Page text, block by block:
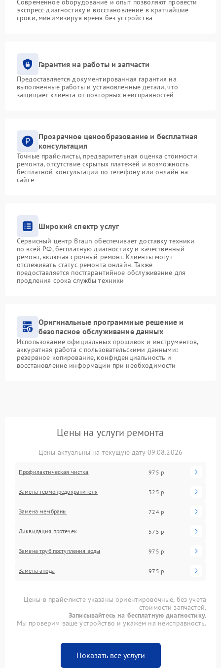
Современное оборудование и опыт позволяют провести
экспресс-диагностику и восстановление в кратчайшие
сроки, минимизируя время без устройства
Гарантия на работы и запчасти
Предоставляется документированная гарантия на
выполненные работы и установленные детали, что
защищает клиента от повторных неисправностей
Прозрачное ценообразование и бесплатная
консультация
Точные прайс-листы, предварительная оценка стоимости
ремонта, отсутствие скрытых платежей и возможность
бесплатной консультации по телефону или онлайн на
сайте
Широкий спектр услуг
Сервисный центр Braun обеспечивает доставку техники
по всей РФ, бесплатную диагностику и качественный
ремонт, включая срочный ремонт. Клиенты могут
отслеживать статус ремонта онлайн. Также
предоставляется постгарантийное обслуживание для
продления срока службы техники
Оригинальные программные решение и
безопасное обслуживание данных
Использование официальных прошивок и инструментов,
аккуратная работа с пользовательскими данными:
резервное копирование, конфиденциальность и
восстановление информации при необходимости
Цены на услуги ремонта
Цены актуальны на текущую дату 09.08.2026
Профилактическая чистка 975 р
Замена термопредохранителя 325 р
Замена мембраны 724 р
Ликвидация протечек 575 р
Замена труб поступления воды 975 р
Замена анода 975 р
Цены в прайс-листе указаны ориентировочные, без учета
стоимости запчастей.
Записывайтесь на бесплатную диагностику.
Мы проверим ваше устройство и укажем на неисправность.
Показать все услуги